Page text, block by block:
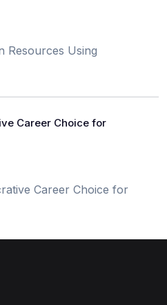
Career Choice for